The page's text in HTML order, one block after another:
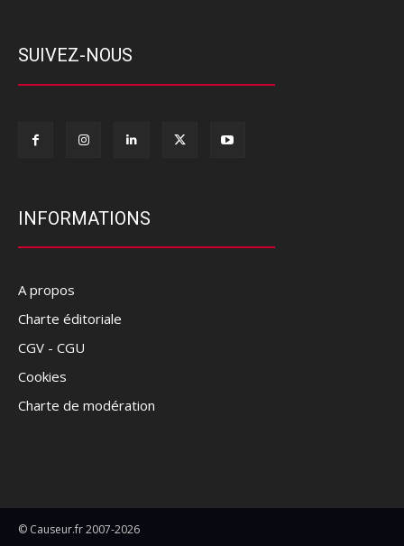
SUIVEZ-NOUS
INFORMATIONS
A propos
Charte éditoriale
CGV - CGU
Cookies
Charte de modération
© Causeur.fr 2007-2026